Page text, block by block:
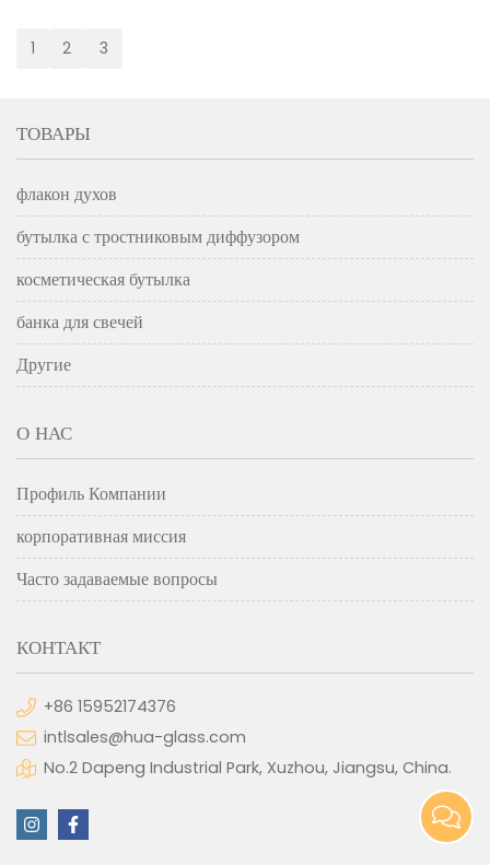
1 2 3
ТОВАРЫ
флакон духов
бутылка с тростниковым диффузором
косметическая бутылка
банка для свечей
Другие
О НАС
Профиль Компании
корпоративная миссия
Часто задаваемые вопросы
КОНТАКТ
+86 15952174376
intlsales@hua-glass.com
No.2 Dapeng Industrial Park, Xuzhou, Jiangsu, China.